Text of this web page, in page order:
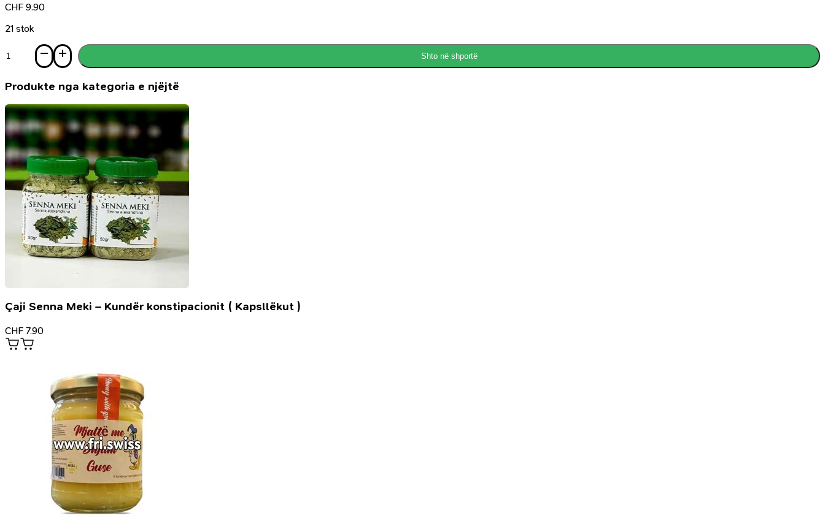
CHF 9.90
21 stok
Die
Waschung
das
Gebet
für
Kinder
2
–
5
Jahre
Shto në shportë
Produkte nga kategoria e njëjtë
Çaji Senna Meki – Kundër konstipacionit ( Kapsllëkut )
CHF 7.90